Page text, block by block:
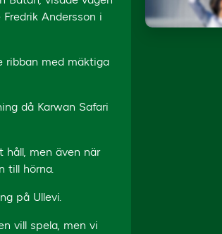
Andersson i
ribban med mäktiga
då Karwan Safari
men även när
till hörna.
på Ullevi.
vill spela, men vi